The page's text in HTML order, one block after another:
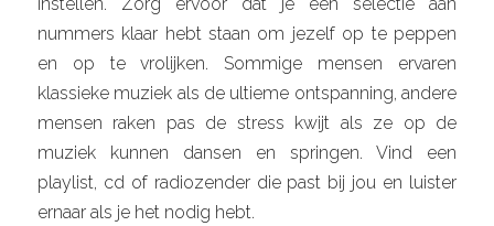
nummers klaar hebt staan om jezelf op te peppen
en op te vrolijken. Sommige mensen ervaren
klassieke muziek als de ultieme ontspanning, andere
mensen raken pas de stress kwijt als ze op de
muziek kunnen dansen en springen. Vind een
playlist, cd of radiozender die past bij jou en luister
ernaar als je het nodig hebt.